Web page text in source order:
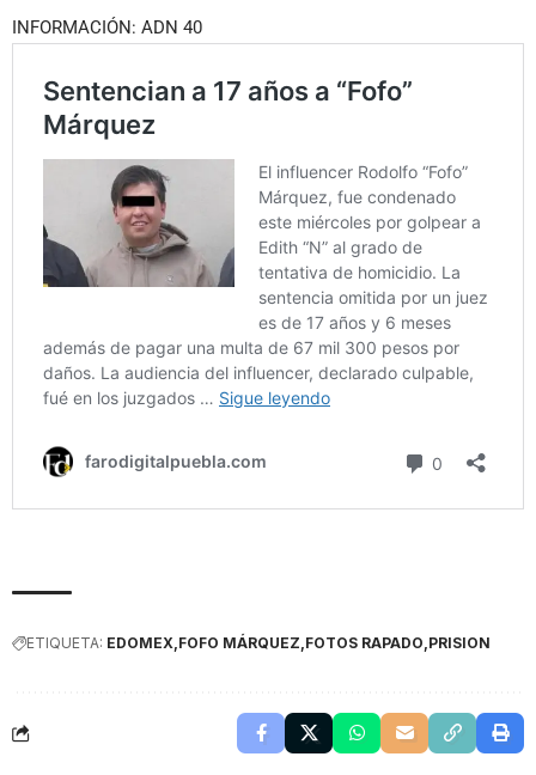
INFORMACIÓN: ADN 40
ETIQUETA: EDOMEX FOFO MÁRQUEZ FOTOS RAPADO PRISION